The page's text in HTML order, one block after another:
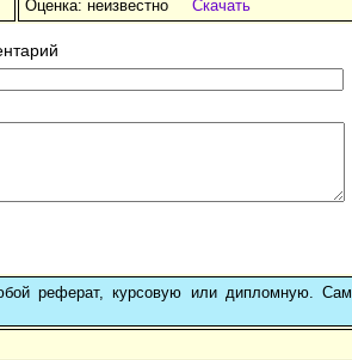
Оценка: неизвестно Скачать
реферат, курсовую или дипломную. Сам